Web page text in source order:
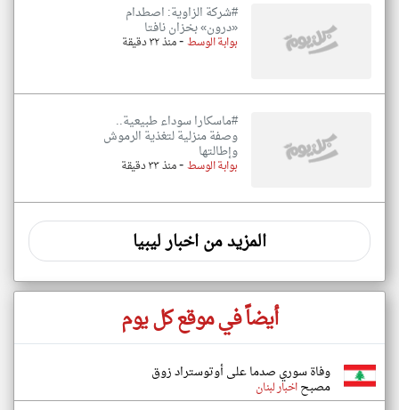
#شركة الزاوية: اصطدام
«درون» بخزان نافتا
بوابة الوسط-منذ ٣٢ دقيقة
#ماسكارا سوداء طبيعية..
وصفة منزلية لتغذية الرموش
وإطالتها
بوابة الوسط-منذ ٣٣ دقيقة
المزيد من اخبار ليبيا
أيضاً في موقع كل يوم
وفاة سوري صدما على أوتوستراد زوق
مصبحاخبار لبنان